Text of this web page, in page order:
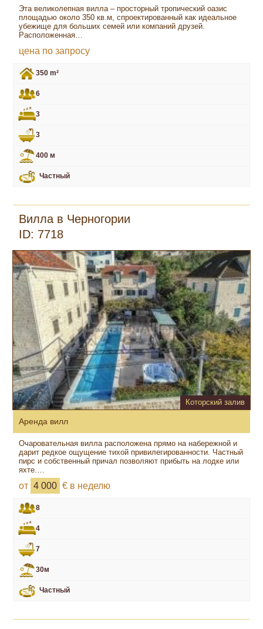
Эта великолепная вилла – просторный тропический оазис
площадью около 350 кв.м, спроектированный как идеальное
убежище для больших семей или компаний друзей.
Расположенная…
цена по запросу
350 m²
6
3
3
400 м
Частный
Вилла в Черногории
ID: 7718
Которский залив
Аренда вилл
Очаровательная вилла расположена прямо на набережной и
дарит редкое ощущение тихой привилегированности. Частный
пирс и собственный причал позволяют прибыть на лодке или
яхте.…
от 4 000 € в неделю
8
4
7
30м
Частный